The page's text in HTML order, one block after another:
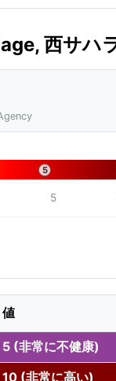
西サ
5
5
値
5 (非常に不健康)
10 (非常に高い)